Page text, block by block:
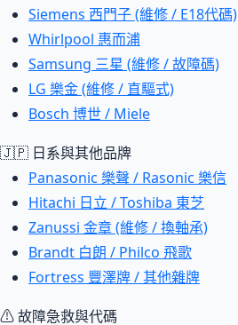
Siemens 西門子 (維修 / E18代碼)
Whirlpool 惠而浦
Samsung 三星 (維修 / 故障碼)
LG 樂金 (維修 / 直驅式)
Bosch 博世 / Miele
🇯🇵 日系與其他品牌
Panasonic 樂聲 / Rasonic 樂信
Hitachi 日立 / Toshiba 東芝
Zanussi 金章 (維修 / 換軸承)
Brandt 白朗 / Philco 飛歌
Fortress 豐澤牌 / 其他雜牌
⚠ 故障急救與代碼